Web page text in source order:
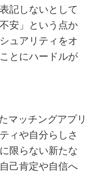
記しないとして
安」という点か
ュアリティをオ
とにハードルが
マッチングアプリ
ィや自分らしさ
限らない新たな
己肯定や自信へ